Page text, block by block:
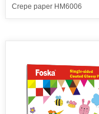
Crepe paper HM6006